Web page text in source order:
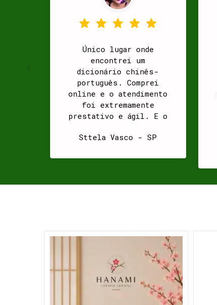
Único lugar onde
encontrei um
dicionário chinês-
português. Comprei
online e o atendimento
foi extremamente
prestativo e ágil. E o
condições!
Sttela Vasco - SP